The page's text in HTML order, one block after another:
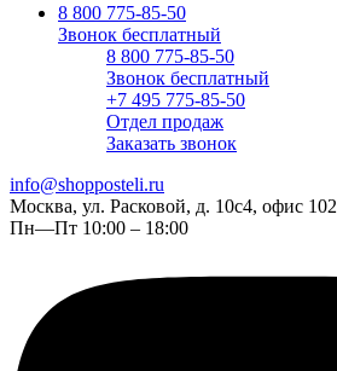
8 800 775-85-50
Звонок бесплатный
8 800 775-85-50
Звонок бесплатный
+7 495 775-85-50
Отдел продаж
Заказать звонок
info@shopposteli.ru
Москва, ул. Расковой, д. 10с4, офис 102
Пн—Пт 10:00 – 18:00